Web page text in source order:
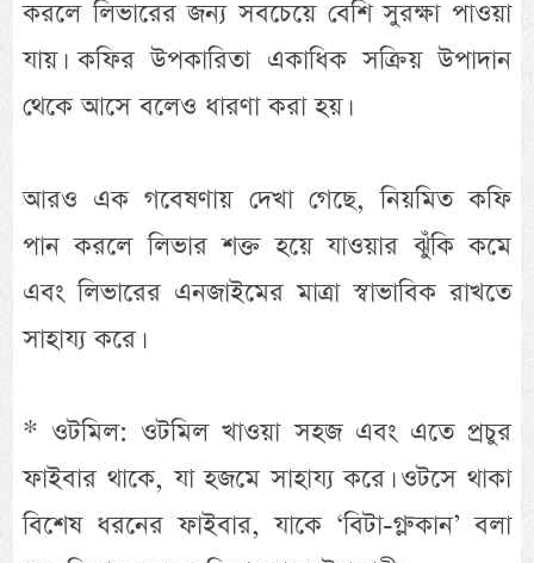
করলে লিভারের জন্য সবচেয়ে বেশি সুরক্ষা পাওয়া
যায়। কফির উপকারিতা একাধিক সক্রিয় উপাদান
থেকে আসে বলেও ধারণা করা হয়।
আরও এক গবেষণায় দেখা গেছে, নিয়মিত কফি
পান করলে লিভার শক্ত হয়ে যাওয়ার ঝুঁকি কমে
এবং লিভারের এনজাইমের মাত্রা স্বাভাবিক রাখতে
সাহায্য করে।
* ওটমিল: ওটমিল খাওয়া সহজ এবং এতে প্রচুর
ফাইবার থাকে, যা হজমে সাহায্য করে। ওটসে থাকা
বিশেষ ধরনের ফাইবার, যাকে ‘বিটা-গ্লুকান’ বলা